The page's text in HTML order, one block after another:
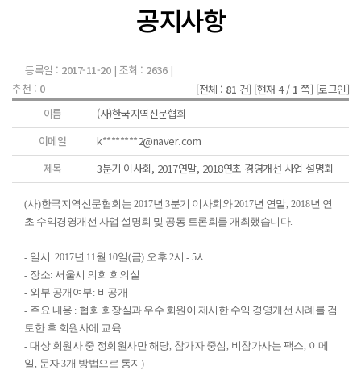
공지사항
등록일 : 2017-11-20| 조회 : 2636|
추천 : 0 [전체 : 81 건] [현재 4 / 1 쪽] [로그인]
이름
(사)한국지역신문협회
이메일
k********2@naver.com
제목
3분기 이사회, 2017연말, 2018연초 경영개선 사업 설명회
(사)한국지역신문협회는 2017년 3분기 이사회와2017년 연말, 2018년 연
초 수익경영개선 사업 설명회 및 공동 토론회를 개최했습니다.
- 일시: 2017년 11월 10일(금) 오후 2시 - 5시
- 장소: 서울시 의회 회의실
- 외부 공개여부: 비공개
- 주요 내용 : 협회 회장실과 우수 회원이 제시한 수익 경영개선 사례를 검
토한 후 회원사에 교육.
- 대상 회원사 중 정회원사만 해당, 참가자 중심, 비참가사는 팩스, 이메
일, 문자3개 방법으로 통지)